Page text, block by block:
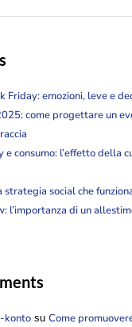
Friday: emozioni, leve e
come progettare un
e consumo: l’effetto della
strategia social che
l’importanza di un
konto suCome